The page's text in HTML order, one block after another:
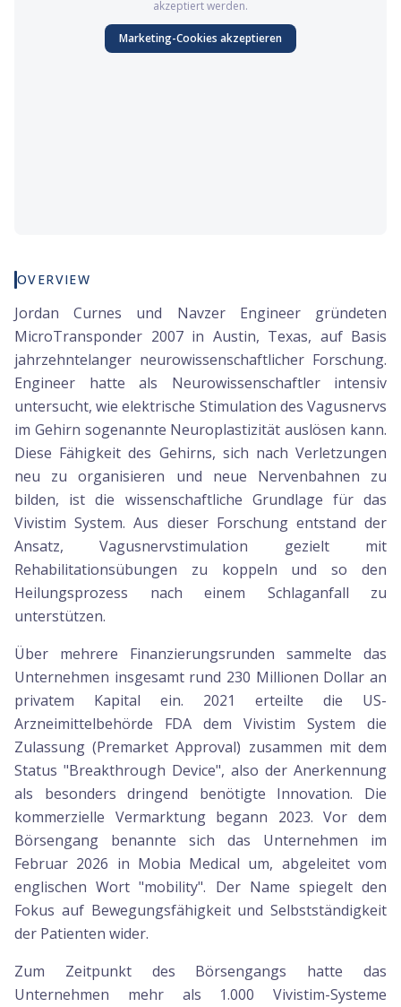
akzeptiert werden.
Marketing-Cookies akzeptieren
OVERVIEW
Jordan Curnes und Navzer Engineer gründeten
MicroTransponder 2007 in Austin, Texas, auf Basis
jahrzehntelanger neurowissenschaftlicher Forschung.
Engineer hatte als Neurowissenschaftler intensiv
untersucht, wie elektrische Stimulation des Vagusnervs
im Gehirn sogenannte Neuroplastizität auslösen kann.
Diese Fähigkeit des Gehirns, sich nach Verletzungen
neu zu organisieren und neue Nervenbahnen zu
bilden, ist die wissenschaftliche Grundlage für das
Vivistim System. Aus dieser Forschung entstand der
Ansatz, Vagusnervstimulation gezielt mit
Rehabilitationsübungen zu koppeln und so den
Heilungsprozess nach einem Schlaganfall zu
unterstützen.
Über mehrere Finanzierungsrunden sammelte das
Unternehmen insgesamt rund 230 Millionen Dollar an
privatem Kapital ein. 2021 erteilte die US-
Arzneimittelbehörde FDA dem Vivistim System die
Zulassung (Premarket Approval) zusammen mit dem
Status "Breakthrough Device", also der Anerkennung
als besonders dringend benötigte Innovation. Die
kommerzielle Vermarktung begann 2023. Vor dem
Börsengang benannte sich das Unternehmen im
Februar 2026 in Mobia Medical um, abgeleitet vom
englischen Wort "mobility". Der Name spiegelt den
Fokus auf Bewegungsfähigkeit und Selbstständigkeit
der Patienten wider.
Zum Zeitpunkt des Börsengangs hatte das
Unternehmen mehr als 1.000 Vivistim-Systeme